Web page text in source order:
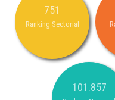
751
Ranking Sectorial
101.857